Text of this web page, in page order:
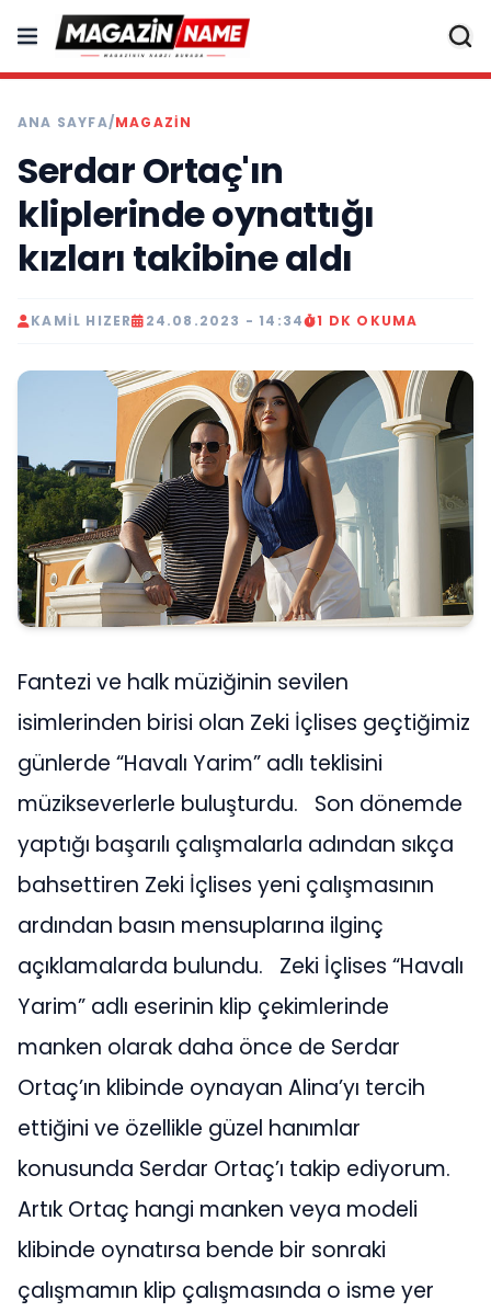
ANA SAYFA/MAGAZIN
Serdar Ortaç'ın
kliplerinde oynattığı
kızları takibine aldı
KAMIL HIZER 24.08.2023 - 14:34 1 DK OKUMA
Fantezi ve halk müziğinin sevilen
isimlerinden birisi olan Zeki İçlises geçtiğimiz
günlerde “Havalı Yarim” adlı teklisini
müzikseverlerle buluşturdu. Son dönemde
yaptığı başarılı çalışmalarla adından sıkça
bahsettiren Zeki İçlises yeni çalışmasının
ardından basın mensuplarına ilginç
açıklamalarda bulundu. Zeki İçlises “Havalı
Yarim” adlı eserinin klip çekimlerinde
manken olarak daha önce de Serdar
Ortaç’ın klibinde oynayan Alina’yı tercih
ettiğini ve özellikle güzel hanımlar
konusunda Serdar Ortaç’ı takip ediyorum.
Artık Ortaç hangi manken veya modeli
klibinde oynatırsa bende bir sonraki
çalışmamın klip çalışmasında o isme yer